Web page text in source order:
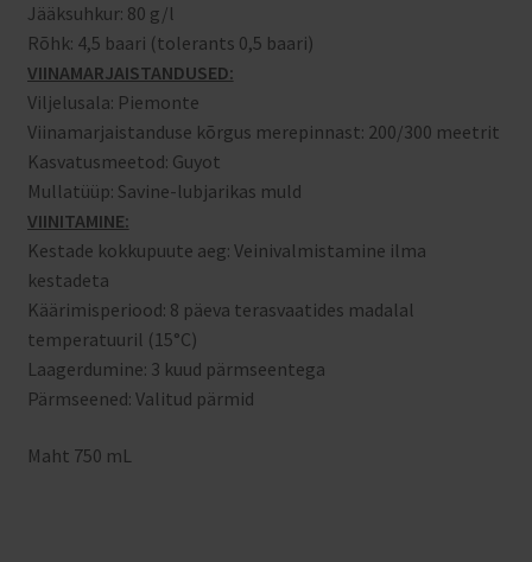
Jääksuhkur: 80 g/l
Rõhk: 4,5 baari (tolerants 0,5 baari)
VIINAMARJAISTANDUSED:
Viljelusala: Piemonte
Viinamarjaistanduse kõrgus merepinnast: 200/300 meetrit
Kasvatusmeetod: Guyot
Mullatüüp: Savine-lubjarikas muld
VIINITAMINE:
Kestade kokkupuute aeg: Veinivalmistamine ilma
kestadeta
Käärimisperiood: 8 päeva terasvaatides madalal
temperatuuril (15°C)
Laagerdumine: 3 kuud pärmseentega
Pärmseened: Valitud pärmid
Maht 750 mL